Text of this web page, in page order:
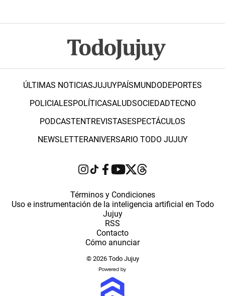
ÚLTIMAS NOTICIASJUJUYPAÍSMUNDODEPORTES
POLICIALESPOLÍTICASALUDSOCIEDADTECNO
PODCASTENTREVISTASESPECTÁCULOS
NEWSLETTERANIVERSARIO TODO JUJUY
Términos y Condiciones
Uso e instrumentación de la inteligencia artificial en Todo
Jujuy
RSS
Contacto
Cómo anunciar
© 2026 Todo Jujuy